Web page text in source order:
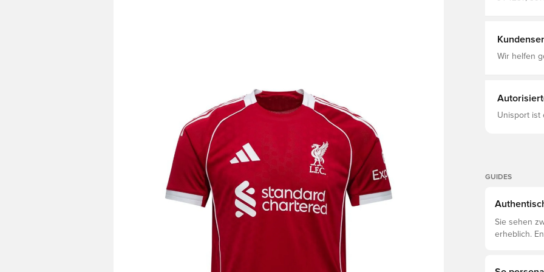
und
Wir helfen
Unisport ist
GUIDES
Sie sehen
erheblich.